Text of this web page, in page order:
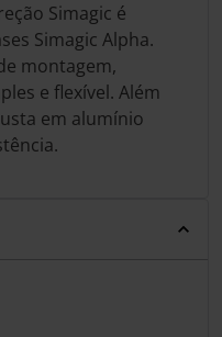
Simagic é
Simagic Alpha.
montagem,
e flexível. Além
em alumínio